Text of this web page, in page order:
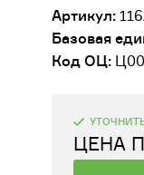
ФУТЕРОВКА
АРЕНДА
Артикул:
Базовая
Код ОЦ:
ЦЕНА